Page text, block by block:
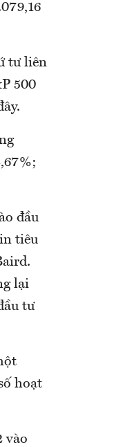
tư liên
500
đầu
tiêu
lại
tư
hoạt
vào